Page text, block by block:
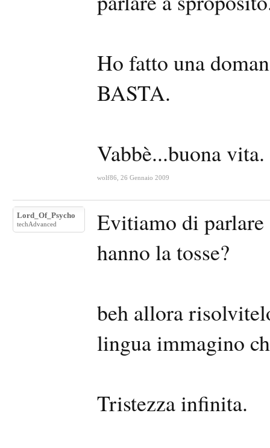
Ho fatto una
BASTA.
Vabbè...buona
wolf86 26 Gennaio 2009
Lord_Of_Psycho
techAdvanced
Evitiamo di parlare
hanno la tosse?
beh allora
lingua immagino
Tristezza infinita.